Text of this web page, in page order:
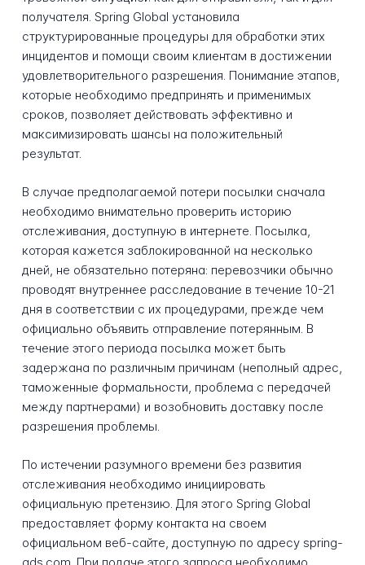
получателя. Spring Global установила
структурированные процедуры для обработки этих
инцидентов и помощи своим клиентам в достижении
удовлетворительного разрешения. Понимание этапов,
которые необходимо предпринять и применимых
сроков, позволяет действовать эффективно и
максимизировать шансы на положительный
результат.
В случае предполагаемой потери посылки сначала
необходимо внимательно проверить историю
отслеживания, доступную в интернете. Посылка,
которая кажется заблокированной на несколько
дней, не обязательно потеряна: перевозчики обычно
проводят внутреннее расследование в течение 10-21
дня в соответствии с их процедурами, прежде чем
официально объявить отправление потерянным. В
течение этого периода посылка может быть
задержана по различным причинам (неполный адрес,
таможенные формальности, проблема с передачей
между партнерами) и возобновить доставку после
разрешения проблемы.
По истечении разумного времени без развития
отслеживания необходимо инициировать
официальную претензию. Для этого Spring Global
предоставляет форму контакта на своем
официальном веб-сайте, доступную по адресу spring-